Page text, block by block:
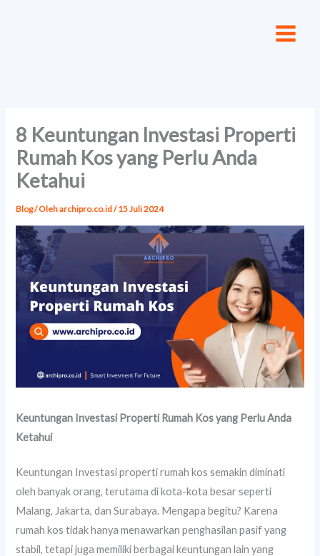
8 Keuntungan Investasi Properti
Rumah Kos yang Perlu Anda
Ketahui
Blog/ Oleharchipro.co.id/15 Juli 2024
Keuntungan Investasi Properti Rumah Kos yang Perlu Anda
Ketahui
Keuntungan Investasi properti rumah kos semakin diminati
oleh banyak orang, terutama di kota-kota besar seperti
Malang, Jakarta, dan Surabaya. Mengapa begitu? Karena
rumah kos tidak hanya menawarkan penghasilan pasif yang
stabil, tetapi juga memiliki berbagai keuntungan lain yang